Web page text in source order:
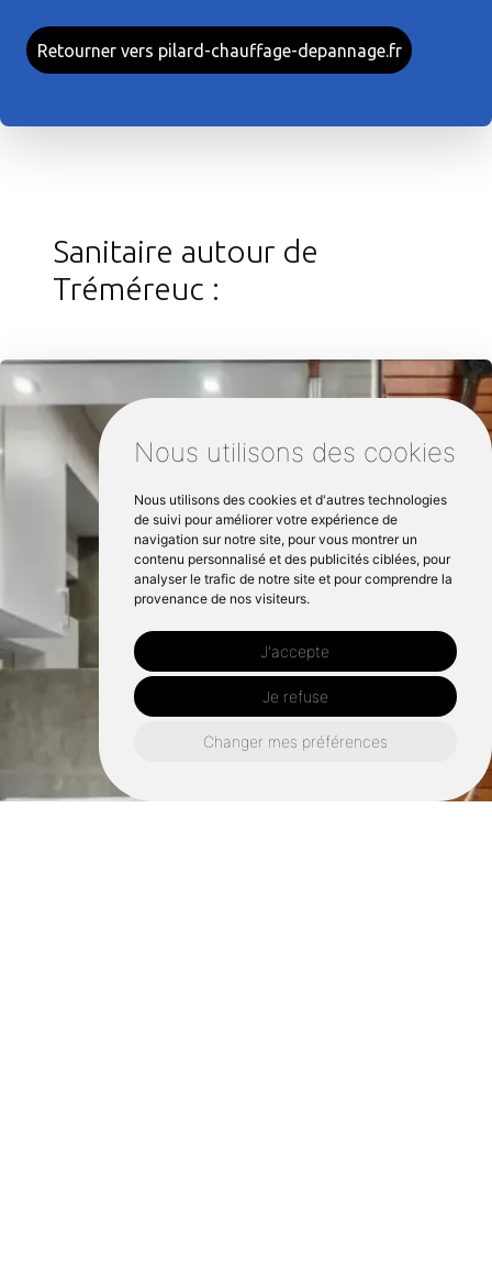
Nous utilisons des cookies
Nous utilisons des cookies et d'autres technologies
de suivi pour améliorer votre expérience de
navigation sur notre site, pour vous montrer un
contenu personnalisé et des publicités ciblées, pour
analyser le trafic de notre site et pour comprendre la
provenance de nos visiteurs.
J'accepte
Je refuse
Changer mes préférences
Retourner vers pilard-chauffage-depannage.fr
Sanitaire autour de
Tréméreuc :